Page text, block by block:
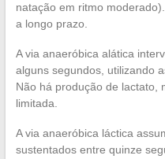
natação em ritmo
a longo prazo.
A via anaeróbica alática
alguns segundos, utilizando
Não há produção de lactato,
limitada.
A via anaeróbica láctica
sustentados entre quinze